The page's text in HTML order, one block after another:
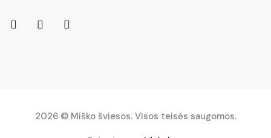
2026 © Miško šviesos. Visos teisės saugomos.